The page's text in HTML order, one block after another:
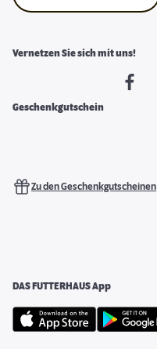
Vernetzen Sie sich mit uns!
Geschenkgutschein
Zu den Geschenkgutscheinen
DAS FUTTERHAUS App